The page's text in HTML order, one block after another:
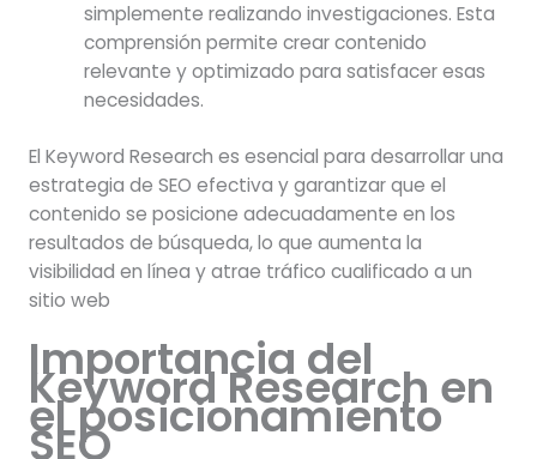
simplemente realizando investigaciones. Esta
comprensión permite crear contenido
relevante y optimizado para satisfacer esas
necesidades.
El Keyword Research es esencial para desarrollar una
estrategia de SEO efectiva y garantizar que el
contenido se posicione adecuadamente en los
resultados de búsqueda, lo que aumenta la
visibilidad en línea y atrae tráfico cualificado a un
sitio web
Importancia del
Keyword Research en
el posicionamiento
SEO